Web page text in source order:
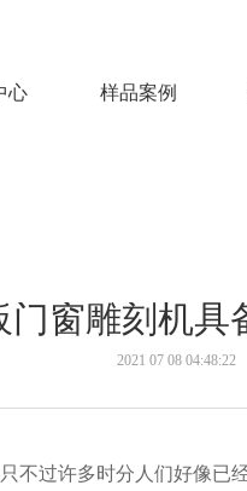
心 样品案例
窗雕刻机具
2021 07 08 04:48:22
不过许多时分人们好像已